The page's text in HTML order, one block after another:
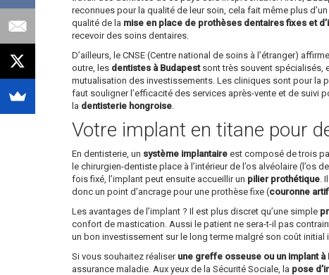
reconnues pour la qualité de leur soin, cela fait même plus
qualité de la mise en place de prothèses dentaires fixes et
recevoir des soins dentaires.
D’ailleurs, le CNSE (Centre national de soins à l’étranger)
outre, les dentistes à Budapestsont très souvent spécialisés,
mutualisation des investissements. Les cliniques sont pour la
faut souligner l’efficacité des services après-vente et de suivi
la dentisterie hongroise
Votre implant en titane pour
En dentisterie, un système implantaire est composé de trois
le chirurgien-dentiste place à l’intérieur de l’os alvéolaire
fois fixé, l’implant peut ensuite accueillir un pilier prothétique .
donc un point d’ancrage pour une prothèse fixe (couronne
Les avantages de l’implant ? Il est plus discret qu’une simple
confort de mastication. Aussi le patient ne sera-t-il pas
un bon investissement sur le long terme malgré son coût initial
Si vous souhaitez réaliser une greffe osseuse ou un implant à
assurance maladie. Aux yeux de la Sécurité Sociale, la pose